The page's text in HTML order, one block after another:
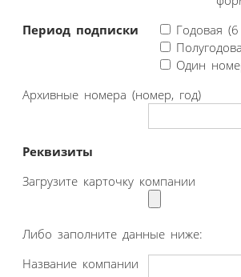
Период подписки
Годовая
Один
Архивные номера (номер, год)
Реквизиты
Загрузите карточку компании
Либо заполните данные ниже:
Название компании